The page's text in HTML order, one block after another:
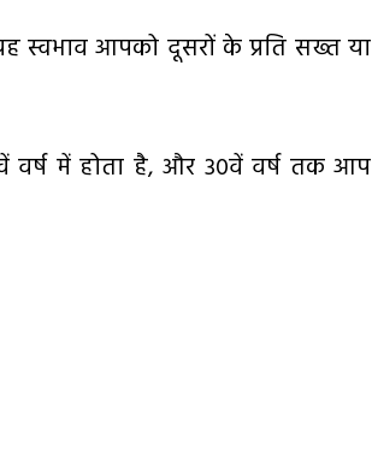
स्वभाव आपको दूसरों के प्रति सख्त या
वर्ष में होता है, और 30वें वर्ष तक आप